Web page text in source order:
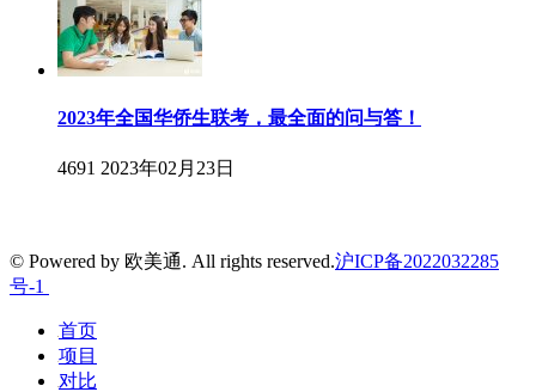
2023年全国华侨生联考，最全面的问与答！
4691 2023年02月23日
© Powered by 欧美通. All rights reserved.沪ICP备2022032285
号-1
首页
项目
对比